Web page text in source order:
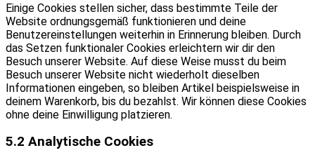
Einige Cookies stellen sicher, dass bestimmte Teile der
Website ordnungsgemäß funktionieren und deine
Benutzereinstellungen weiterhin in Erinnerung bleiben. Durch
das Setzen funktionaler Cookies erleichtern wir dir den
Besuch unserer Website. Auf diese Weise musst du beim
Besuch unserer Website nicht wiederholt dieselben
Informationen eingeben, so bleiben Artikel beispielsweise in
deinem Warenkorb, bis du bezahlst. Wir können diese Cookies
ohne deine Einwilligung platzieren.
5.2 Analytische Cookies